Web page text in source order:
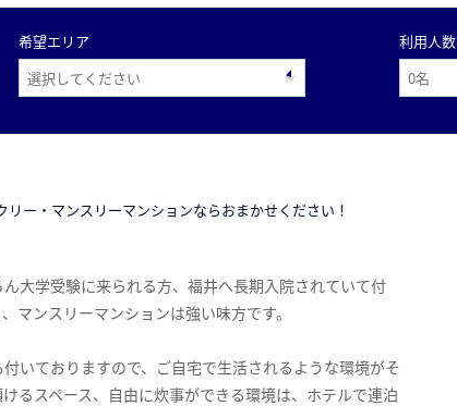
希望エリア 利用人数
リー・マンスリーマンションならおまかせください！
大学受験に来られる方、福井へ長期入院されていて付
マンスリーマンションは強い味方です。
いておりますので、ご自宅で生活されるような環境がそ
るスペース、自由に炊事ができる環境は、ホテルで連泊